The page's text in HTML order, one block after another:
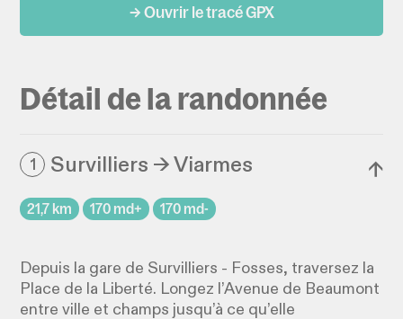
→ Ouvrir le tracé GPX
Détail de la randonnée
1 Survilliers → Viarmes ↓
21,7 km 170 md+ 170 md-
Depuis la gare de Survilliers - Fosses, traversez la
Place de la Liberté. Longez l’Avenue de Beaumont
entre ville et champs jusqu’à ce qu’elle